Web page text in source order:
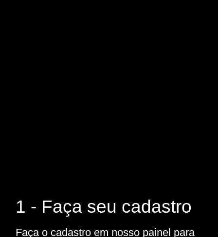
1 - Faça seu cadastro
Faça o cadastro em nosso painel para